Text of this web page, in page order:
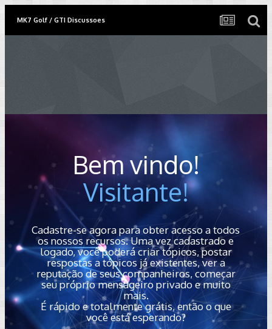
MK7 Golf / GTI Discussoes
Bem vindo!
Visitante!
Cadastre-se agora para obter acesso a todos
os nossos recursos. Uma vez cadastrado e
logado, você poderá criar tópicos, postar
respostas a tópicos já existentes, ver a
reputação de seus companheiros, começar
seu próprio mensageiro privado e muito
mais.
É rápido e totalmente grátis, então o que
você está esperando?